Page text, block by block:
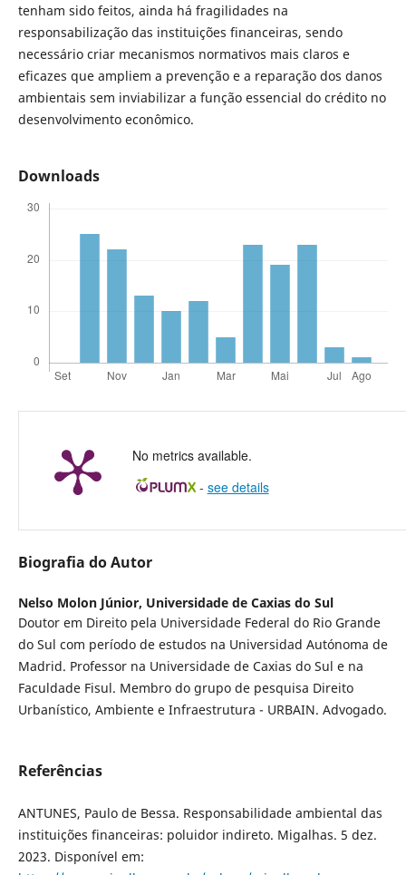
tenham sido feitos, ainda há fragilidades na
responsabilização das instituições financeiras, sendo
necessário criar mecanismos normativos mais claros e
eficazes que ampliem a prevenção e a reparação dos danos
ambientais sem inviabilizar a função essencial do crédito no
desenvolvimento econômico.
Downloads
No metrics available.
- see details
Biografia do Autor
Nelso Molon Júnior, Universidade de Caxias do Sul
Doutor em Direito pela Universidade Federal do Rio Grande
do Sul com período de estudos na Universidad Autónoma de
Madrid. Professor na Universidade de Caxias do Sul e na
Faculdade Fisul. Membro do grupo de pesquisa Direito
Urbanístico, Ambiente e Infraestrutura - URBAIN. Advogado.
Referências
ANTUNES, Paulo de Bessa. Responsabilidade ambiental das
instituições financeiras: poluidor indireto. Migalhas. 5 dez.
2023. Disponível em: